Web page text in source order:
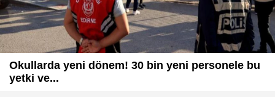
Okullarda yeni dönem! 30 bin yeni personele bu
yetki ve...